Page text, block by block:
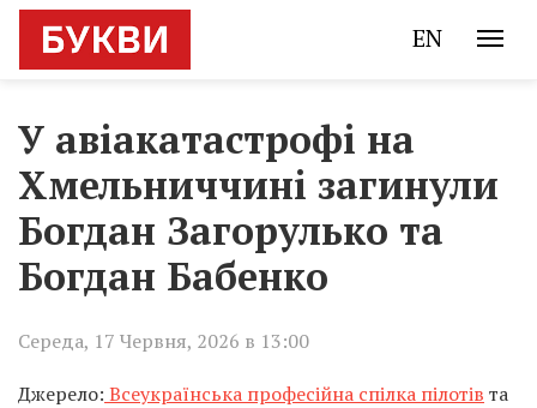
EN
У авіакатастрофі на
Хмельниччині загинули
Богдан Загорулько та
Богдан Бабенко
Середа, 17 Червня, 2026 в 13:00
Джерело: Всеукраїнська професійна спілка пілотів та